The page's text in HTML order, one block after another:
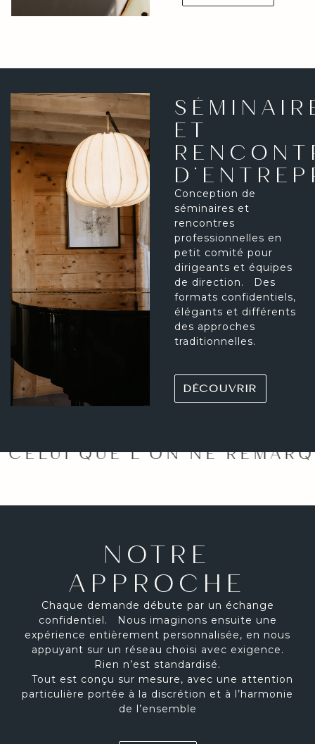
ET
Conception de
séminaires et
rencontres
professionnelles en
petit comité pour
dirigeants et équipes
de direction. Des
formats confidentiels,
élégants et différents
des approches
traditionnelles.
DÉCOUVRIR
QUE L’ON NE
NOTRE
APPROCHE
Chaque demande débute par un échange
confidentiel. Nous imaginons ensuite une
expérience entièrement personnalisée, en nous
appuyant sur un réseau choisi avec exigence.
Rien n’est standardisé.
Tout est conçu sur mesure, avec une attention
particulière portée à la discrétion et à l’harmonie
de l’ensemble